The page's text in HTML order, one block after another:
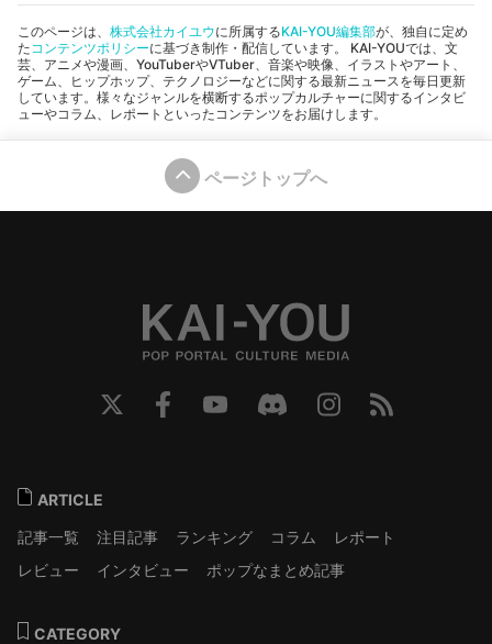
このページは、 株式会社カイユウに所属するKAI-YOU編集部が、独自に定め
た コンテンツポリシーに基づき制作・配信しています。 KAI-YOUでは、文
芸、アニメや漫画、YouTuberやVTuber、音楽や映像、イラストやアート、
ゲーム、ヒップホップ、テクノロジーなどに関する最新ニュースを毎日更新
しています。様々なジャンルを横断するポップカルチャーに関するインタビ
ューやコラム、レポートといったコンテンツをお届けします。
ページトップへ
ARTICLE
記事一覧
注目記事 ランキング コラム
レポート
レビュー
インタビュー ポップなまとめ記事
CATEGORY